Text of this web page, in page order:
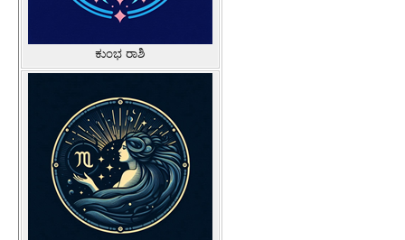
ಕುಂಭ ರಾಶಿ